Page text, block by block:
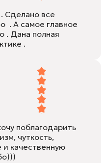
Сделано все
. А самое главное
. Дана полная
.
поблагодарить
чуткость,
качественную